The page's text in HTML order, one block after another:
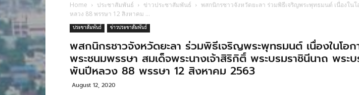
Home ประชาสัมพันธ์ ข่าวประชาสัมพันธ์
พสกนิกรชาวจังหวัดยะลา ร่วมพิธีเจริญพระพุทธมนต์ เนื่องใน
หลวง 88 พรรษา 12 สิงหาคม ...
ประชาสัมพันธ์ ข่าวประชาสัมพันธ์
พสกนิกรชาวจังหวัดยะลา ร่วมพิธีเจริญพระพุทธมนต์ เนื่องในโอก
พระชนมพรรษา สมเด็จพระนางเจ้าสิริกิติ์ พระบรมราชินีนาถ พระ
พันปีหลวง 88 พรรษา 12 สิงหาคม 2563
August 12, 2020